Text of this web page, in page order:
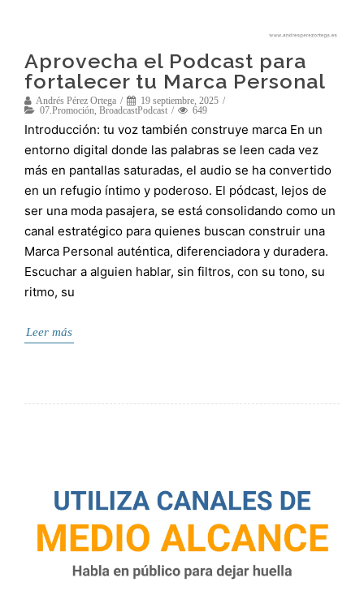
Aprovecha el Podcast para
fortalecer tu Marca Personal
Andrés Pérez Ortega
19 septiembre, 2025
07.Promoción, BroadcastPodcast 649
Introducción: tu voz también construye marca En un
entorno digital donde las palabras se leen cada vez
más en pantallas saturadas, el audio se ha convertido
en un refugio íntimo y poderoso. El pódcast, lejos de
ser una moda pasajera, se está consolidando como un
canal estratégico para quienes buscan construir una
Marca Personal auténtica, diferenciadora y duradera.
Escuchar a alguien hablar, sin filtros, con su tono, su
ritmo, su
Leer más